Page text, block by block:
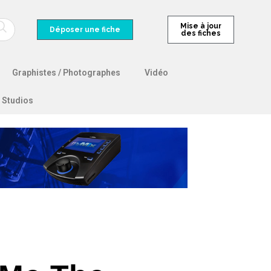
Déposer une fiche
Mise à jour
des fiches
Graphistes / Photographes Vidéo
Studios